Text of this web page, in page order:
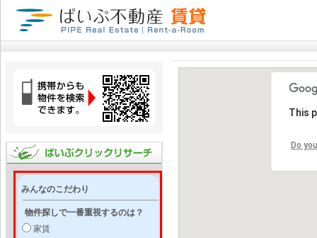
みんなのこだわり
物件探しで一番重視するのは？
家賃
This
Do